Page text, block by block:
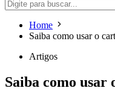
Home
Saiba como usar o
Artigos
Saiba como usar